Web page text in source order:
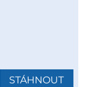
STÁHNOUT